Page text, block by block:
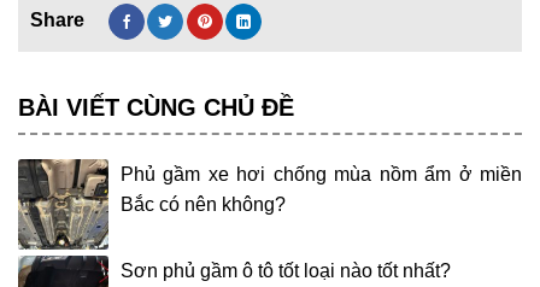
BÀI VIẾT CÙNG CHỦ ĐỀ
Phủ gầm xe hơi chống mùa nồm ẩm ở miền
Bắc có nên không?
Sơn phủ gầm ô tô tốt loại nào tốt nhất?